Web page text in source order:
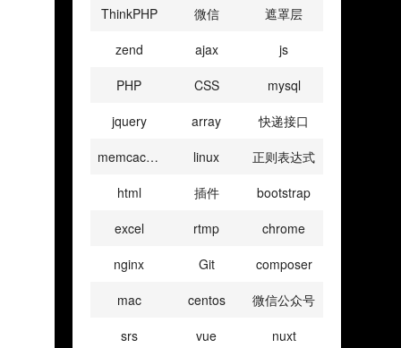
ThinkPHP 微信
遮罩层
zend
ajax
js
PHP
CSS
mysql
jquery
array
快递接口
memcached
linux
正则表达式
html
插件
bootstrap
excel
rtmp
chrome
nginx
Git
composer
mac
centos
微信公众号
srs
vue
nuxt